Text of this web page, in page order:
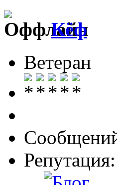
Кёф
Ветеран